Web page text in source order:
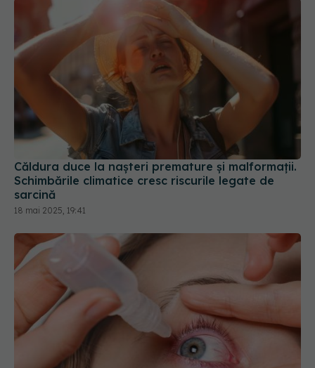
Căldura duce la nașteri premature și malformații.
Schimbările climatice cresc riscurile legate de
sarcină
18 mai 2025, 19:41